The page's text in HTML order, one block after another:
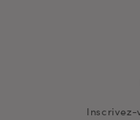
Inscrivez-